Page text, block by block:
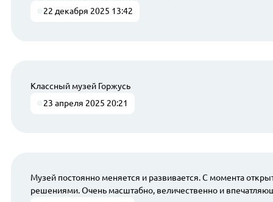
22 декабря 2025 13:42
Классный музей Горжусь
23 апреля 2025 20:21
Музей постоянно меняется и развивается. С момента
решениями. Очень масштабно, величественно и